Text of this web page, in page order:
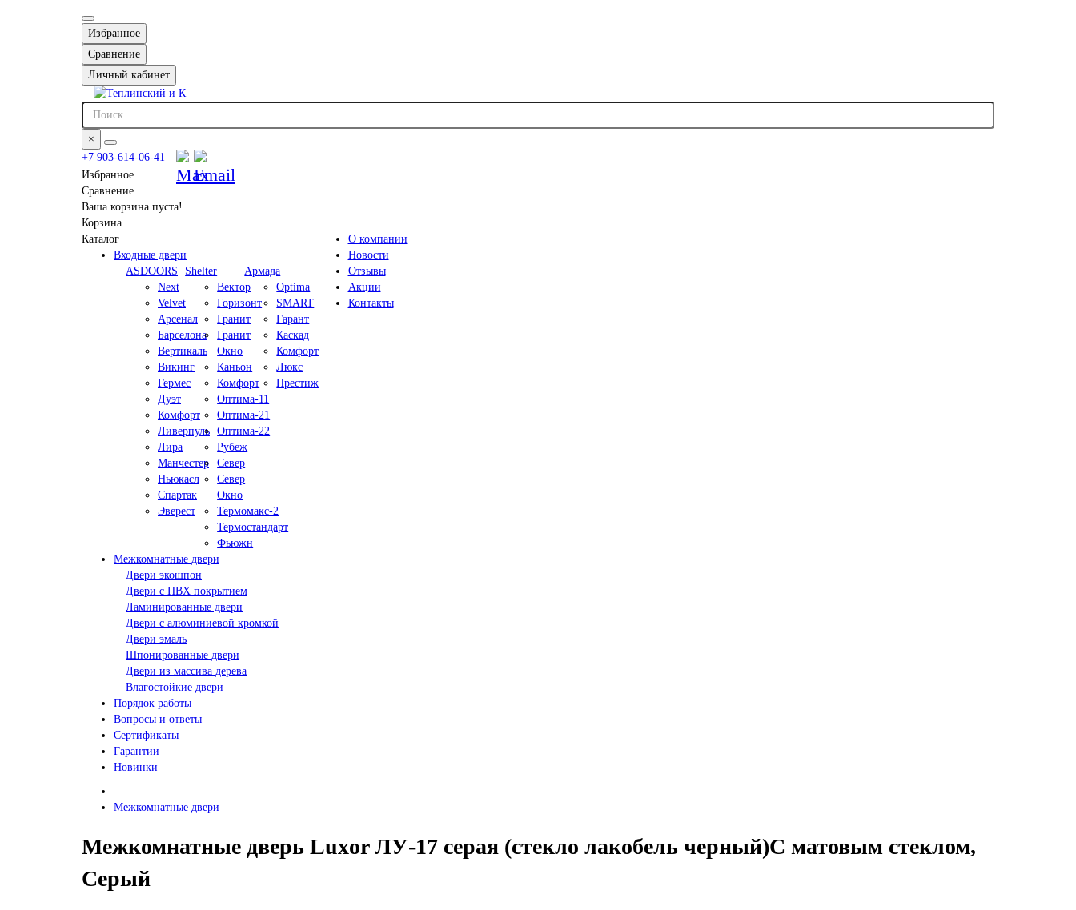
Избранное
Сравнение
Личный кабинет
×
+7 903-614-06-41
Избранное
Сравнение
Ваша корзина пуста!
Корзина
Каталог
Входные двери
ASDOORS
Next
Velvet
Арсенал
Барселона
Вертикаль
Викинг
Гермес
Дуэт
Комфорт
Ливерпуль
Лира
Манчестер
Ньюкасл
Спартак
Эверест
Shelter
Вектор
Горизонт
Гранит
Гранит
Окно
Каньон
Комфорт
Оптима-11
Оптима-21
Оптима-22
Рубеж
Север
Север
Окно
Термомакс-2
Термостандарт
Фьюжн
Армада
Optima
SMART
Гарант
Каскад
Комфорт
Люкс
Престиж
Межкомнатные двери
Двери экошпон
Двери с ПВХ покрытием
Ламинированные двери
Двери с алюминиевой кромкой
Двери эмаль
Шпонированные двери
Двери из массива дерева
Влагостойкие двери
Порядок работы
Вопросы и ответы
Сертификаты
Гарантии
Новинки
О компании
Новости
Отзывы
Акции
Контакты
Межкомнатные двери
Межкомнатные дверь Luxor ЛУ-17 серая (стекло лакобель черный)С матовым стеклом,
Серый